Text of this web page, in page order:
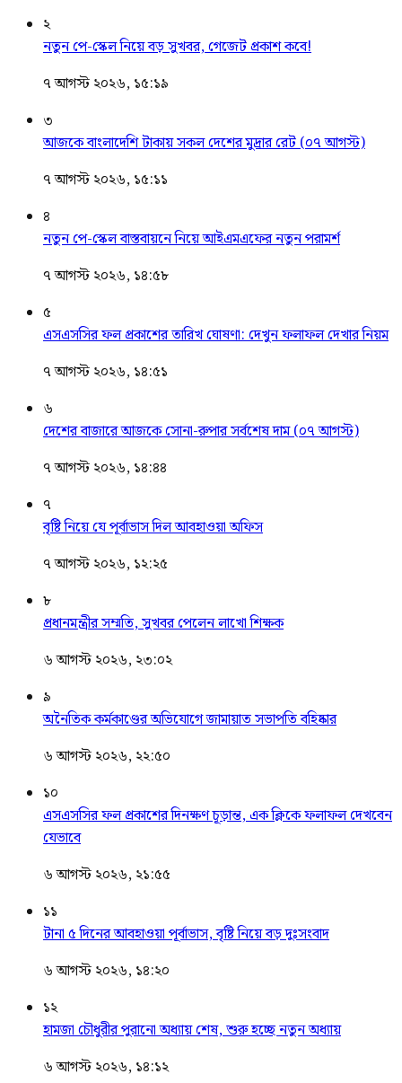
২
নতুন পে-স্কেল নিয়ে বড় সুখবর, গেজেট প্রকাশ কবে!
৭ আগস্ট ২০২৬, ১৫:১৯
৩
আজকে বাংলাদেশি টাকায় সকল দেশের মুদ্রার রেট (০৭ আগস্ট)
৭ আগস্ট ২০২৬, ১৫:১১
৪
নতুন পে-স্কেল বাস্তবায়নে নিয়ে আইএমএফের নতুন পরামর্শ
৭ আগস্ট ২০২৬, ১৪:৫৮
৫
এসএসসির ফল প্রকাশের তারিখ ঘোষণা: দেখুন ফলাফল দেখার নিয়ম
৭ আগস্ট ২০২৬, ১৪:৫১
৬
দেশের বাজারে আজকে সোনা-রুপার সর্বশেষ দাম (০৭ আগস্ট)
৭ আগস্ট ২০২৬, ১৪:৪৪
৭
বৃষ্টি নিয়ে যে পূর্বাভাস দিল আবহাওয়া অফিস
৭ আগস্ট ২০২৬, ১২:২৫
৮
প্রধানমন্ত্রীর সম্মতি, সুখবর পেলেন লাখো শিক্ষক
৬ আগস্ট ২০২৬, ২৩:০২
৯
অনৈতিক কর্মকাণ্ডের অভিযোগে জামায়াত সভাপতি বহিষ্কার
৬ আগস্ট ২০২৬, ২২:৫০
১০
এসএসসির ফল প্রকাশের দিনক্ষণ চূড়ান্ত, এক ক্লিকে ফলাফল দেখবেন
যেভাবে
৬ আগস্ট ২০২৬, ২১:৫৫
১১
টানা ৫ দিনের আবহাওয়া পূর্বাভাস, বৃষ্টি নিয়ে বড় দুঃসংবাদ
৬ আগস্ট ২০২৬, ১৪:২০
১২
হামজা চৌধুরীর পুরানো অধ্যায় শেষ, শুরু হচ্ছে নতুন অধ্যায়
৬ আগস্ট ২০২৬, ১৪:১২